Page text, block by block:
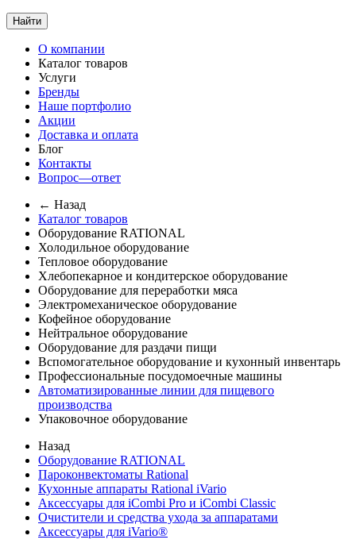
Найти
О компании
Каталог товаров
Услуги
Бренды
Наше портфолио
Акции
Доставка и оплата
Блог
Контакты
Вопрос—ответ
← Назад
Каталог товаров
Оборудование RATIONAL
Холодильное оборудование
Тепловое оборудование
Хлебопекарное и кондитерское оборудование
Оборудование для переработки мяса
Электромеханическое оборудование
Кофейное оборудование
Нейтральное оборудование
Оборудование для раздачи пищи
Вспомогательное оборудование и кухонный инвентарь
Профессиональные посудомоечные машины
Автоматизированные линии для пищевого
производства
Упаковочное оборудование
Назад
Оборудование RATIONAL
Пароконвектоматы Rational
Кухонные аппараты Rational iVario
Аксессуары для iCombi Pro и iCombi Classic
Очистители и средства ухода за аппаратами
Аксессуары для iVario®